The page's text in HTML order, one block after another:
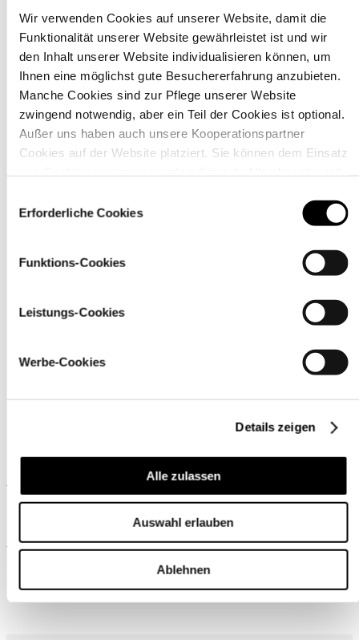
Wir verwenden Cookies auf unserer Website, damit die
Funktionalität unserer Website gewährleistet ist und wir
den Inhalt unserer Website individualisieren können, um
Ihnen eine möglichst gute Besuchererfahrung anzubieten.
Manche Cookies sind zur Pflege unserer Website
zwingend notwendig, aber ein Teil der Cookies ist optional.
Außer uns haben auch unsere Kooperationspartner
Cookies auf der Website platziert. Sie können dem Einsatz
über den Link „Cookie-Einstellungen
Erforderliche Cookies
Funktions-Cookies
Leistungs-Cookies
Werbe-Cookies
Details zeigen
Alle zulassen
Auswahl erlauben
Ablehnen
Material
Pflegehinweise
Ähnliche Produkte
Wird oft zusammen gekauft